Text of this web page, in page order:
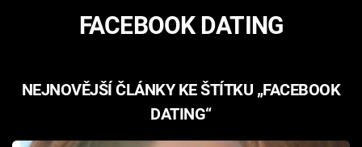
PLNEJ KOTEL AVENGERS 5
FACEBOOK DATING
NEJNOVĚJŠÍ ČLÁNKY KE ŠTÍTKU „FACEBOOK
DATING“